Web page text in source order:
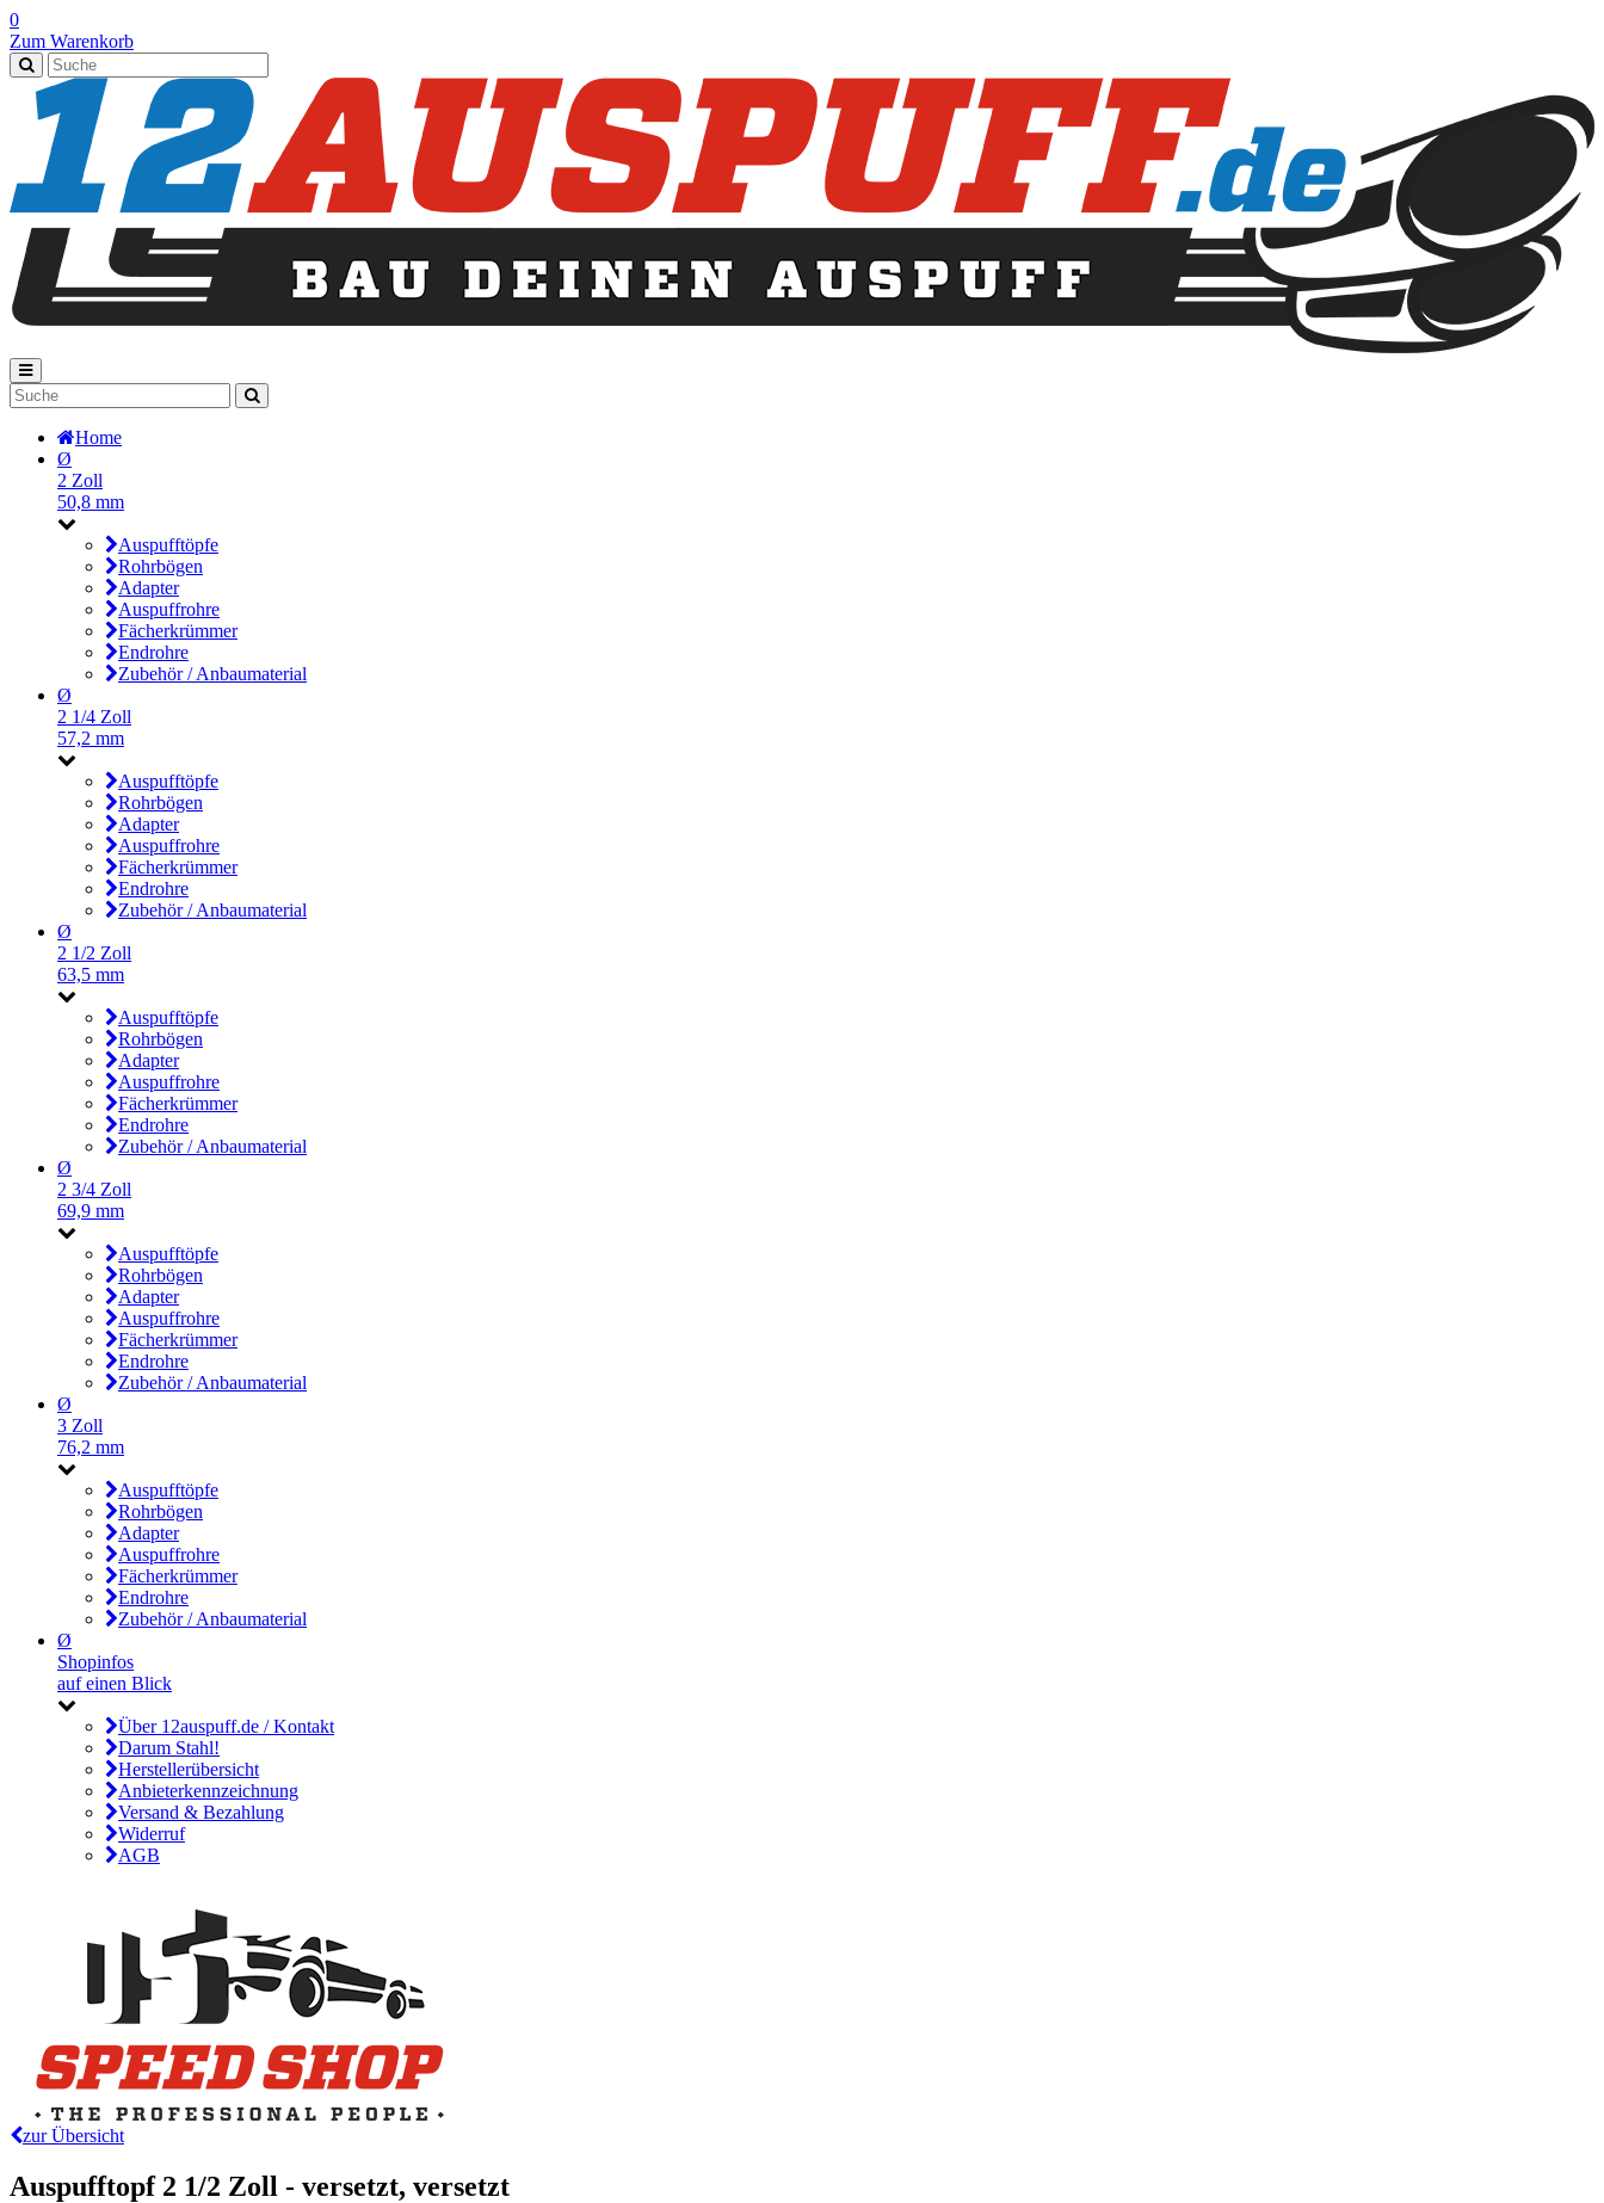
0
Zum Warenkorb
Home
Ø
2 Zoll
50,8 mm
Auspufftöpfe
Rohrbögen
Adapter
Auspuffrohre
Fächerkrümmer
Endrohre
Zubehör / Anbaumaterial
Ø
2 1/4 Zoll
57,2 mm
Auspufftöpfe
Rohrbögen
Adapter
Auspuffrohre
Fächerkrümmer
Endrohre
Zubehör / Anbaumaterial
Ø
2 1/2 Zoll
63,5 mm
Auspufftöpfe
Rohrbögen
Adapter
Auspuffrohre
Fächerkrümmer
Endrohre
Zubehör / Anbaumaterial
Ø
2 3/4 Zoll
69,9 mm
Auspufftöpfe
Rohrbögen
Adapter
Auspuffrohre
Fächerkrümmer
Endrohre
Zubehör / Anbaumaterial
Ø
3 Zoll
76,2 mm
Auspufftöpfe
Rohrbögen
Adapter
Auspuffrohre
Fächerkrümmer
Endrohre
Zubehör / Anbaumaterial
Ø
Shopinfos
auf einen Blick
Über 12auspuff.de / Kontakt
Darum Stahl!
Herstellerübersicht
Anbieterkennzeichnung
Versand & Bezahlung
Widerruf
AGB
zur Übersicht
Auspufftopf 2 1/2 Zoll - versetzt, versetzt